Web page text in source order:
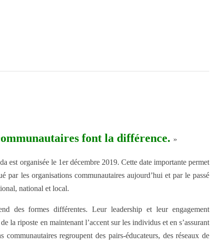
font la différence. »
est organisée le 1er décembre 2019. Cette date importante permet
par les organisations communautaires aujourd’hui et par le passé
national et local.
des formes différentes. Leur leadership et leur engagement
la riposte en maintenant l’accent sur les individus et en s’assurant
communautaires regroupent des pairs-éducateurs, des réseaux de